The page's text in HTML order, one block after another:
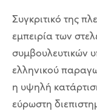
Συγκριτικό της
εμπειρία των
συμβουλευτικών
ελληνικού
η υψηλή
εύρωστη